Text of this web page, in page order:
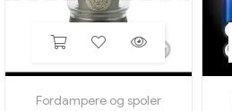
Fordampere og spoler